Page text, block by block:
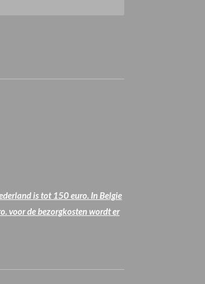
is tot 150 euro. In Belgie
voor de bezorgkosten wordt er